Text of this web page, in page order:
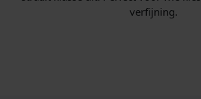
verfijning.